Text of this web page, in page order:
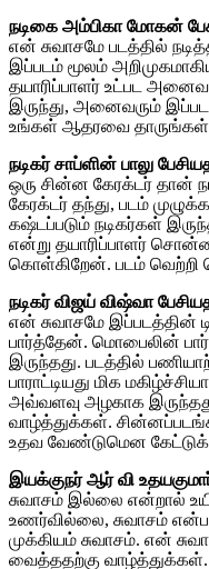
நடிகை அம்பிகா மோகன்
என் சுவாசமே படத்தில்
இப்படம் மூலம்
தயாரிப்பாளர் உட்பட
இருந்து, அனைவரும்
உங்கள் ஆதரவை தாருங்கள்
நடிகர் சாப்ளின் பாலு
ஒரு சின்ன கேரக்டர் தான்
கேரக்டர் தந்து, படம்
கஷ்டப்படும் நடிகர்கள்
என்று தயாரிப்பாளர்
கொள்கிறேன். படம் வெற்றி
நடிகர் விஜய் விஷ்வா
என் சுவாசமே இப்படத்தின்
பார்த்தேன். மொபைலின்
இருந்தது. படத்தில்
பாராட்டியது மிக
அவ்வளவு அழகாக
வாழ்த்துக்கள்.
உதவ வேண்டுமென
இயக்குநர் ஆர் வி
சுவாசம் இல்லை என்றால்
உணர்வில்லை, சுவாசம்
முக்கியம் சுவாசம். என்
வைத்ததற்கு வாழ்த்துக்கள்.